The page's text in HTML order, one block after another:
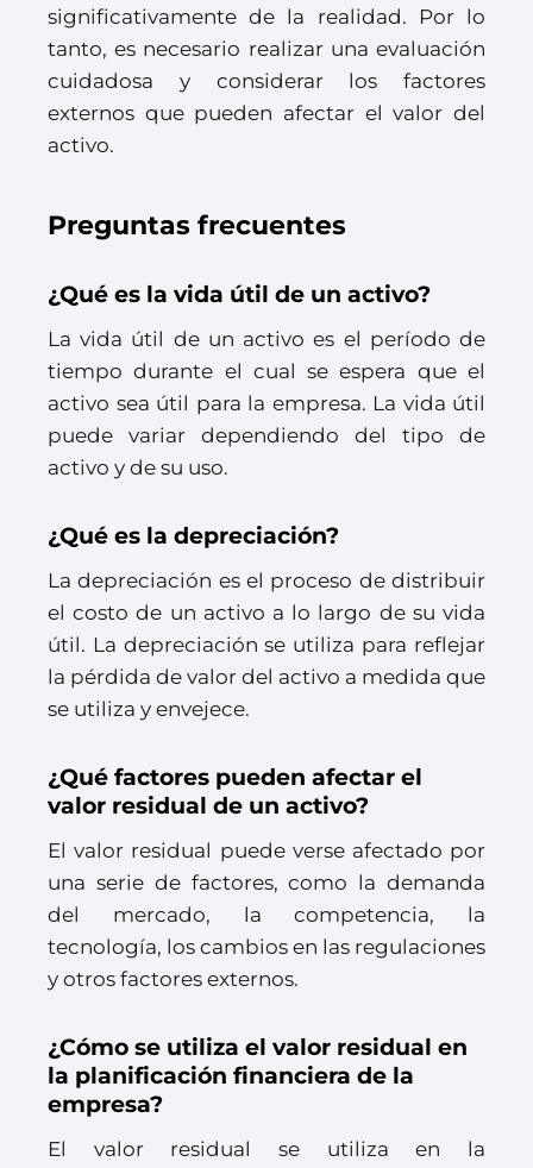
significativamente de la realidad. Por lo
tanto, es necesario realizar una evaluación
cuidadosa y considerar los factores
externos que pueden afectar el valor del
activo.
Preguntas frecuentes
¿Qué es la vida útil de un activo?
La vida útil de un activo es el período de
tiempo durante el cual se espera que el
activo sea útil para la empresa. La vida útil
puede variar dependiendo del tipo de
activo y de su uso.
¿Qué es la depreciación?
La depreciación es el proceso de distribuir
el costo de un activo a lo largo de su vida
útil. La depreciación se utiliza para reflejar
la pérdida de valor del activo a medida que
se utiliza y envejece.
¿Qué factores pueden afectar el
valor residual de un activo?
El valor residual puede verse afectado por
una serie de factores, como la demanda
del mercado, la competencia, la
tecnología, los cambios en las regulaciones
y otros factores externos.
¿Cómo se utiliza el valor residual en
la planificación financiera de la
empresa?
El valor residual se utiliza en la